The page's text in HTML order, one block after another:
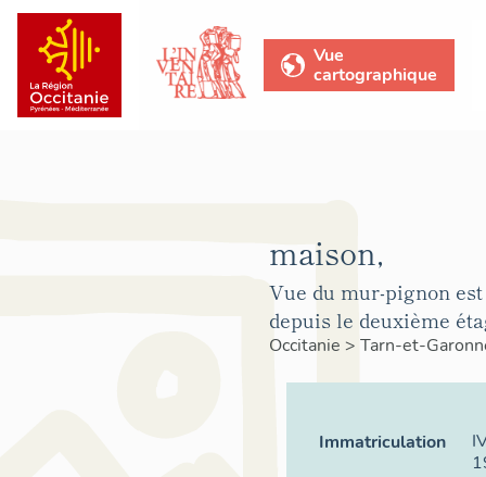
Vue
cartographique
maison,
Vue du mur-pignon
depuis le deuxième
Occitanie > Tarn-et-
Immatriculation